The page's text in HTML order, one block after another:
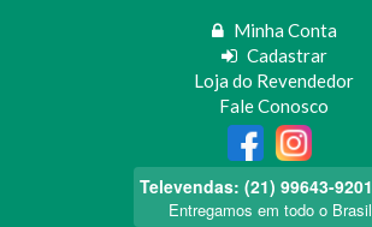
Minha Conta
Cadastrar
Loja do Revendedor
Fale Conosco
Televendas: (21) 99643-9201
Entregamos em todo o Brasil